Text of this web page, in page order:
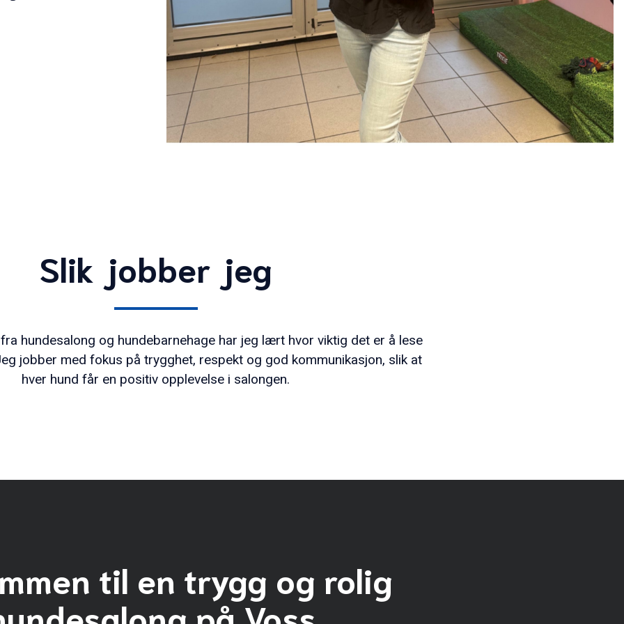
Slik jobber jeg
hundesalong og hundebarnehage har jeg lært hvor viktig det er å lese
jobber med fokus på trygghet, respekt og god kommunikasjon, slik at
hver hund får en positiv opplevelse i salongen.
til en trygg og rolig